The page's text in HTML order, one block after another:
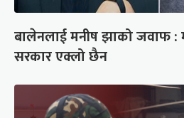
बालेनलाई मनीष झाको जवाफ :
सरकार एक्लो छैन